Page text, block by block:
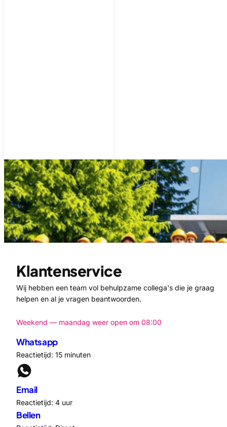
Klantenservice
Wij hebben een team vol behulpzame collega's die je graag
helpen en al je vragen beantwoorden.
Weekend — maandag weer open om 08:00
Whatsapp
Reactietijd: 15 minuten
Email
Reactietijd: 4 uur
Bellen